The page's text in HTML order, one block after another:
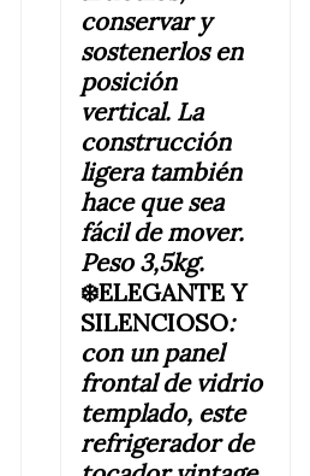
conservar y
sostenerlos en
posición
vertical. La
construcción
ligera también
hace que sea
fácil de mover.
Peso 3,5kg.
❄️ELEGANTE Y
SILENCIOSO:
con un panel
frontal de vidrio
templado, este
refrigerador de